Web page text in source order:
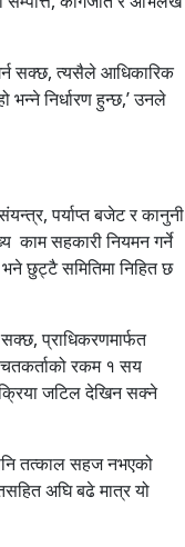
सक्छ, त्यसैले आधिकारिक
भन्ने निर्धारण हुन्छ,’ उनले
पर्याप्त बजेट र कानुनी
काम सहकारी नियमन गर्ने
छुट्टै समितिमा निहित छ
प्राधिकरणमार्फत
रकम १ सय
जटिल देखिन सक्ने
तत्काल सहज नभएको
अघि बढे मात्र यो